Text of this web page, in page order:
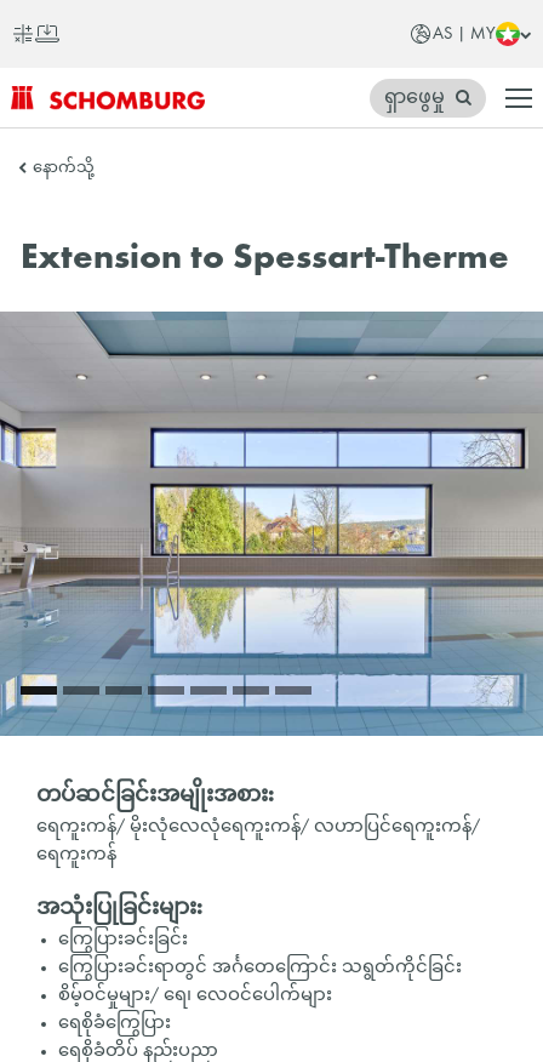
AS | MY
SCHOMBURG
ရှ
တိုက်
ရှာဖွေမှု
နောက်သို့
Extension to Spessart-Therme
တပ်ဆင်ခြင်းအမျိုးအစား:
ရေကူးကန်/ မိုးလုံလေလုံရေကူးကန်/ လဟာပြင်ရေကူးကန်/
ရေကူးကန်
အသုံးပြုခြင်းများ:
ကြွေပြားခင်းခြင်း
ကြွေပြားခင်းရာတွင် အင်္ဂတေကြောင်း သရွတ်ကိုင်ခြင်း
စိမ့်ဝင်မှုများ/ ရေ၊ လေဝင်ပေါက်များ
ရေစိုခံကြွေပြား
ရေစိုခံတိပ် နည်းပညာ